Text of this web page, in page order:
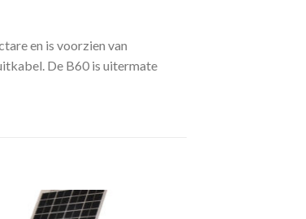
en is voorzien van
De B60 is uitermate